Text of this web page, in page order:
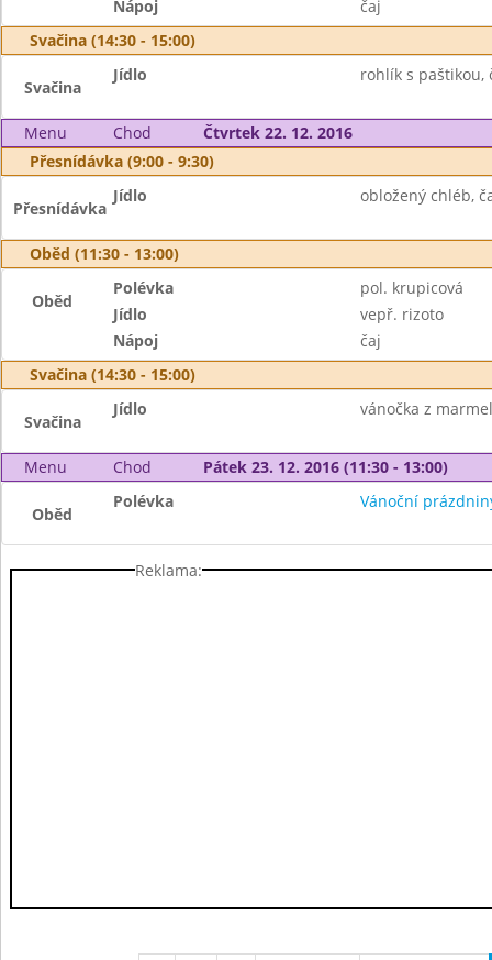
Nápoj
čaj
Svačina (14:30 - 15:00)
Svačina
Jídlo rohlík s paštikou,
Menu Chod
Čtvrtek 22. 12. 2016
Přesnídávka (9:00 - 9:30)
Přesnídávka
Jídlo obložený chléb,
Oběd (11:30 - 13:00)
Oběd
Polévka
pol. krupicová
Jídlo
vepř. rizoto
Nápoj
čaj
Svačina (14:30 - 15:00)
Svačina
Jídlo vánočka z
Menu Chod Pátek 23. 12. 2016 (11:30 - 13:00)
Oběd
Polévka Vánoční
Reklama: